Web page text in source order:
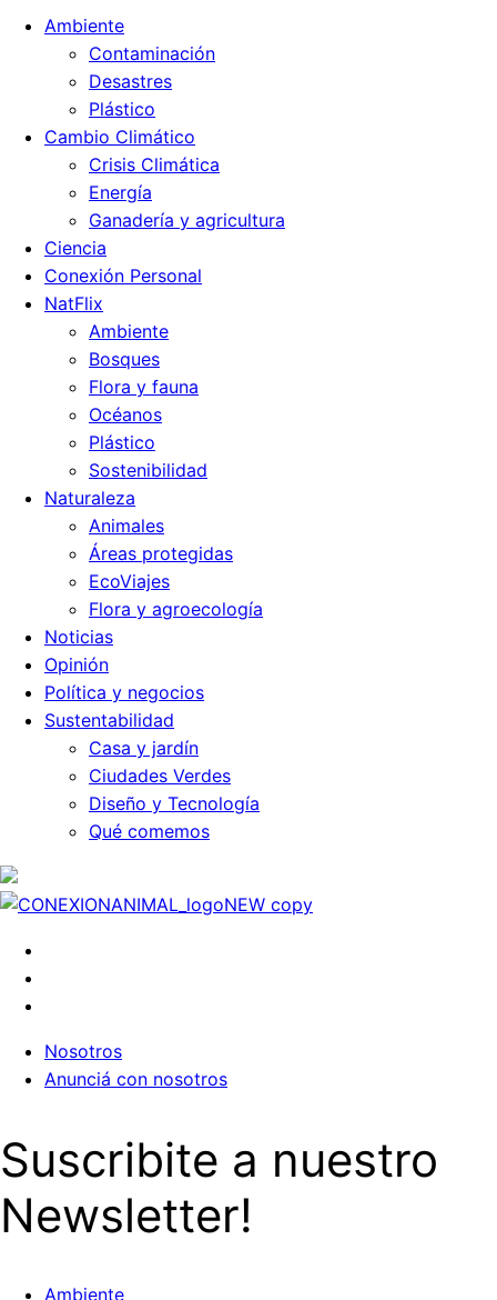
Ambiente
Contaminación
Desastres
Plástico
Cambio Climático
Crisis Climática
Energía
Ganadería y agricultura
Ciencia
Conexión Personal
NatFlix
Ambiente
Bosques
Flora y fauna
Océanos
Plástico
Sostenibilidad
Naturaleza
Animales
Áreas protegidas
EcoViajes
Flora y agroecología
Noticias
Opinión
Política y negocios
Sustentabilidad
Casa y jardín
Ciudades Verdes
Diseño y Tecnología
Qué comemos
Nosotros
Anunciá con nosotros
Suscribite a nuestro
Newsletter!
Ambiente